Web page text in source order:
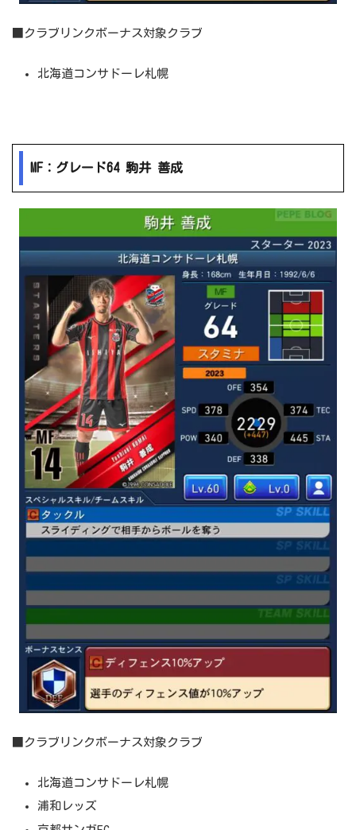
■クラブリンクボーナス対象クラブ
北海道コンサドーレ札幌
MF：グレード64 駒井 善成
■クラブリンクボーナス対象クラブ
北海道コンサドーレ札幌
浦和レッズ